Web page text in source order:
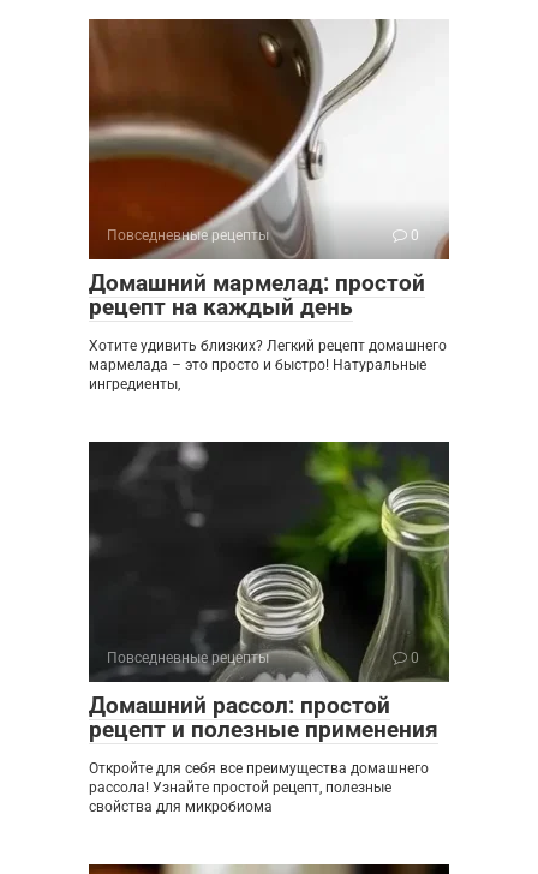
Повседневные рецепты 0
Домашний мармелад: простой
рецепт на каждый день
Хотите удивить близких? Легкий рецепт домашнего
мармелада – это просто и быстро! Натуральные
ингредиенты,
Повседневные рецепты 0
Домашний рассол: простой
рецепт и полезные применения
Откройте для себя все преимущества домашнего
рассола! Узнайте простой рецепт, полезные
свойства для микробиома